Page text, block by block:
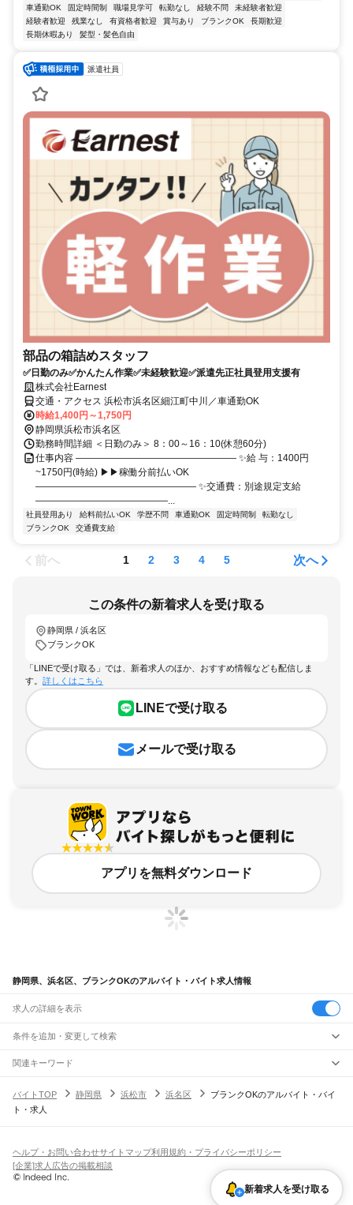
車通勤OK
固定時間制 職場見学可 転勤なし 経験不問
未経験者歓迎
経験者歓迎
残業なし 有資格者歓迎 賞与あり ブランクOK
長期歓迎
長期休暇あり
髪型・髪色自由
派遣社員
部品の箱詰めスタッフ
✅日勤のみ✅かんたん作業✅未経験歓迎✅派遣先正社員登用支援有
株式会社Earnest
交通・アクセス 浜松市浜名区細江町中川／車通勤OK
時給1,400円～1,750円
静岡県浜松市浜名区
勤務時間詳細 ＜日勤のみ＞ 8：00～16：10(休憩60分)
仕事内容 ――――――――――――――――― ✨給 与：1400円
~1750円(時給) ▶▶稼働分前払いOK
――――――――――――――――― ✨交通費：別途規定支給
――――――――――――――...
社員登用あり 給料前払いOK 学歴不問 車通勤OK 固定時間制
転勤なし
ブランクOK
交通費支給
前へ 1 2 3 4 5 次へ
この条件の新着求人を受け取る
静岡県 / 浜名区
ブランクOK
「LINEで受け取る」では、新着求人のほか、おすすめ情報なども配信しま
す。 詳しくはこちら
LINEで受け取る
メールで受け取る
アプリを無料ダウンロード
静岡県、浜名区、ブランクOKのアルバイト・バイト求人情報
求人の詳細を表示
条件を追加・変更して検索
市区町村を追加・変更
静岡県すべて
静岡市
中央区浜名区天竜区
沼津市熱海市 富士市
御前崎市菊川市伊豆の国市
榛原郡
駅を追加・変更
JR身延線
富士駅柚木駅竪堀駅入山瀬駅 富士宮駅西富士宮駅沼久保駅
芝川駅 稲子駅
職種を追加・変更
飲食・フードサービスすべて
ホールスタッフキッチンスタッフ
パン屋（ベーカリー）
バー（BAR）・バーテンダー
飲食店（店長・マネージャー）
人気
日払いOK高校生歓迎 髪型・髪色自由
留学生・外国人活躍中
雇用形態を追加・変更
関連キーワード
静岡県 浜松市 中央区 ブランク静岡県 静岡市 ブランクok
静岡県 浜松市 ブランクOK 志都呂
バイトTOP 静岡県 浜松市 浜名区
ブランクOKのアルバイト・バイ
ト・求人
新着求人を受け取る
ヘルプ・お問い合わせサイトマップ利用規約・プライバシーポリシー
[企業]求人広告の掲載相談